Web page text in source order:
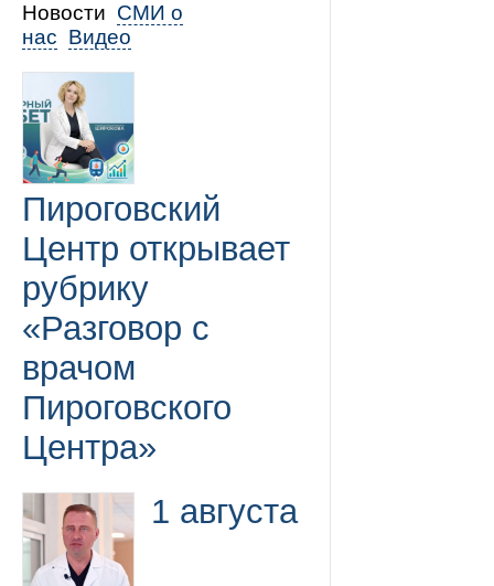
Новости СМИ о
нас Видео
Пироговский
Центр открывает
рубрику
«Разговор с
врачом
Пироговского
Центра»
1 августа